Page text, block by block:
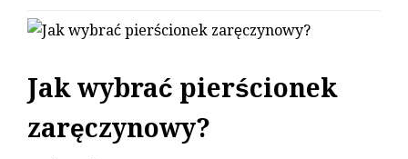
Jak wybrać pierścionek
zaręczynowy?